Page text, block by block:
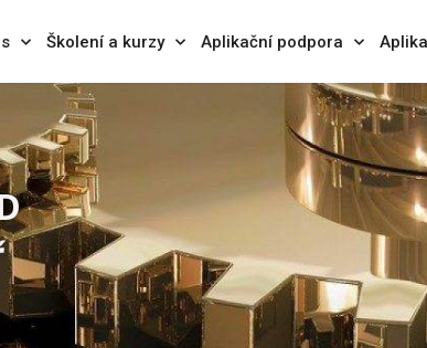
Školení a kurzy Aplikační podpora